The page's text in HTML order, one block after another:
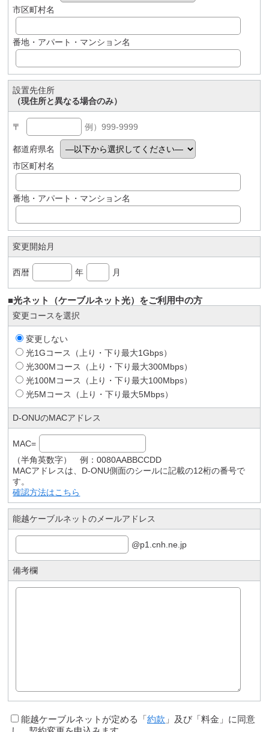
市区町村名
番地・アパート・マンション名
設置先住所
（現住所と異なる場合のみ）
〒 例）999-9999
都道府県名
市区町村名
番地・アパート・マンション名
変更開始月
西暦 年 月
■光ネット（ケーブルネット光）をご利用中の方
変更コースを選択
変更しない
光1Gコース（上り・下り最大1Gbps）
光300Mコース（上り・下り最大300Mbps）
光100Mコース（上り・下り最大100Mbps）
光5Mコース（上り・下り最大5Mbps）
D-ONUのMACアドレス
MAC=
（半角英数字） 例：0080AABBCCDD
MACアドレスは、D-ONU側面のシールに記載の12桁の番号で
す。
確認方法はこちら
能越ケーブルネットのメールアドレス
@p1.cnh.ne.jp
備考欄
能越ケーブルネットが定める「約款 」及び「料金」に同意